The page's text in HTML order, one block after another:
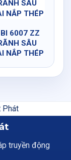
6007 ZZ
SÂU
NẮP THÉP
truyền động